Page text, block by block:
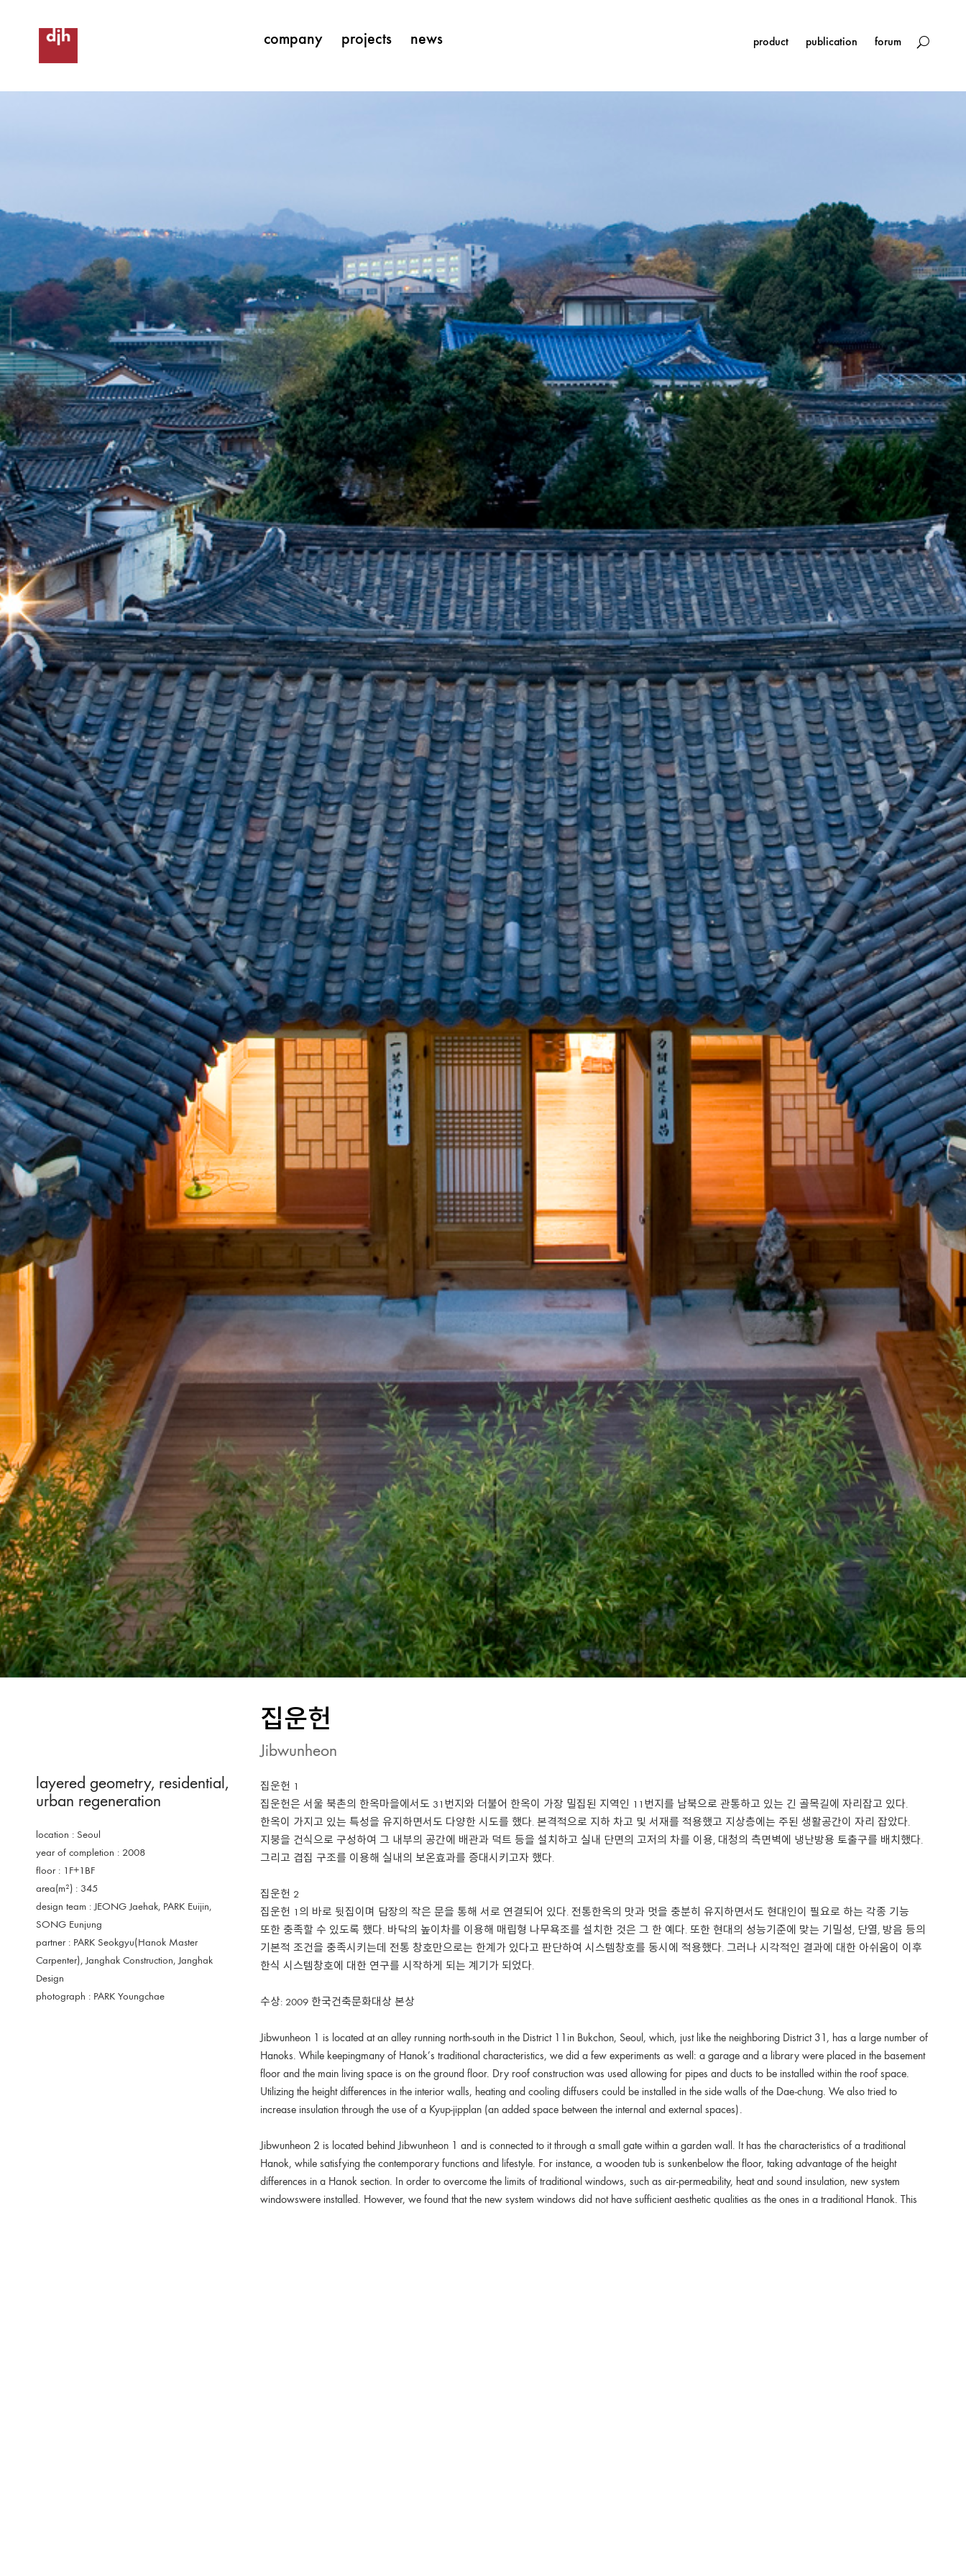
company projects news product publication forum
집운헌
Jibwunheon
집운헌 1
집운헌은 서울 북촌의 한옥마을에서도 31번지와 더불어 한옥이 가장 밀집된 지역인 11번지를 남북으로 관통하고 있는 긴 골목길에 자리잡고 있다.
한옥이 가지고 있는 특성을 유지하면서도 다양한 시도를 했다. 본격적으로 지하 차고 및 서재를 적용했고 지상층에는 주된 생활공간이 자리 잡았다.
지붕을 건식으로 구성하여 그 내부의 공간에 배관과 덕트 등을 설치하고 실내 단면의 고저의 차를 이용, 대청의 측면벽에 냉난방용 토출구를 배치했다.
그리고 겹집 구조를 이용해 실내의 보온효과를 증대시키고자 했다.
집운헌 2
집운헌 1의 바로 뒷집이며 담장의 작은 문을 통해 서로 연결되어 있다. 전통한옥의 맛과 멋을 충분히 유지하면서도 현대인이 필요로 하는 각종 기능
또한 충족할 수 있도록 했다. 바닥의 높이차를 이용해 매립형 나무욕조를 설치한 것은 그 한 예다. 또한 현대의 성능기준에 맞는 기밀성, 단열, 방음 등의
기본적 조건을 충족시키는데 전통 창호만으로는 한계가 있다고 판단하여 시스템창호를 동시에 적용했다. 그러나 시각적인 결과에 대한 아쉬움이 이후
한식 시스템창호에 대한 연구를 시작하게 되는 계기가 되었다.
수상: 2009 한국건축문화대상 본상
Jibwunheon 1 is located at an alley running north-south in the District 11in Bukchon, Seoul, which, just like the neighboring District 31, has a large number of
Hanoks. While keepingmany of Hanok’s traditional characteristics, we did a few experiments as well: a garage and a library were placed in the basement
floor and the main living space is on the ground floor. Dry roof construction was used allowing for pipes and ducts to be installed within the roof space.
Utilizing the height differences in the interior walls, heating and cooling diffusers could be installed in the side walls of the Dae-chung. We also tried to
increase insulation through the use of a Kyup-jipplan (an added space between the internal and external spaces).
Jibwunheon 2 is located behind Jibwunheon 1 and is connected to it through a small gate within a garden wall. It has the characteristics of a traditional
Hanok, while satisfying the contemporary functions and lifestyle. For instance, a wooden tub is sunkenbelow the floor, taking advantage of the height
differences in a Hanok section. In order to overcome the limits of traditional windows, such as air-permeability, heat and sound insulation, new system
windowswere installed. However, we found that the new system windows did not have sufficient aesthetic qualities as the ones in a traditional Hanok. This
layered geometry, residential,
urban regeneration
location : Seoul
year of completion : 2008
floor : 1F+1BF
area(m²) : 345
design team : JEONG Jaehak, PARK Euijin,
SONG Eunjung
partner : PARK Seokgyu(Hanok Master
Carpenter), Janghak Construction, Janghak
Design
photograph : PARK Youngchae